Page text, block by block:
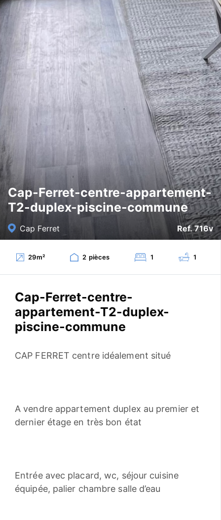
Cap-Ferret-centre-appartement-
T2-duplex-piscine-commune
Cap Ferret Ref. 716v
29m² 2 pièces 1 1
Cap-Ferret-centre-
appartement-T2-duplex-
piscine-commune
CAP FERRET centre idéalement situé
A vendre appartement duplex au premier et
dernier étage en très bon état
Entrée avec placard, wc, séjour cuisine
équipée, palier chambre salle d’eau